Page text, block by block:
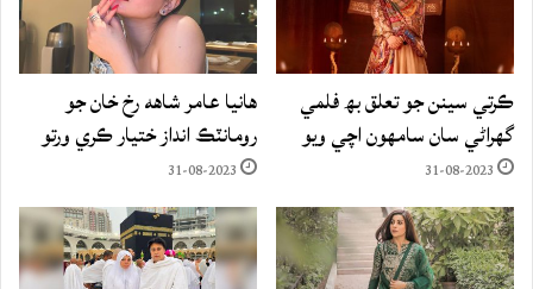
ڪرتي سينن جو تعلق بھ فلمي
گهراڻي سان سامهون اچي ويو
31-08-2023
هانيا عامر شاهه رخ خان جو
رومانٽڪ انداز ختيار ڪري ورتو
31-08-2023